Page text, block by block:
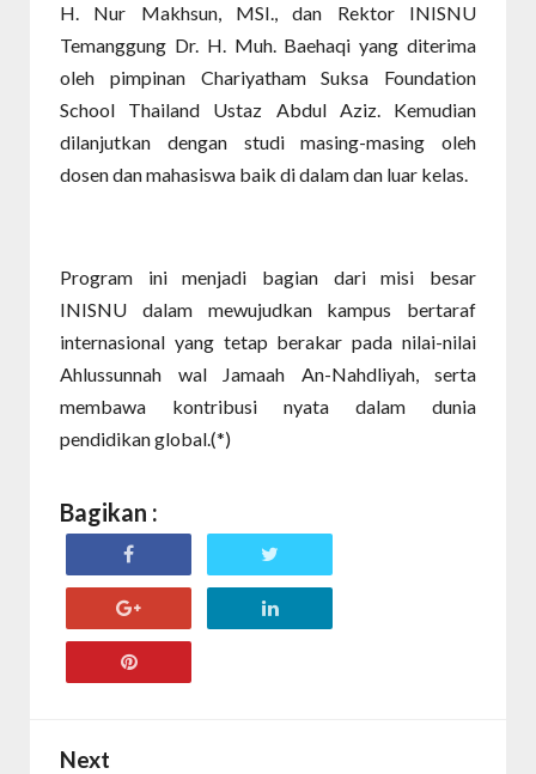
H. Nur Makhsun, MSI., dan Rektor INISNU
Temanggung Dr. H. Muh. Baehaqi yang diterima
oleh pimpinan Chariyatham Suksa Foundation
School Thailand Ustaz Abdul Aziz. Kemudian
dilanjutkan dengan studi masing-masing oleh
dosen dan mahasiswa baik di dalam dan luar kelas.
Program ini menjadi bagian dari misi besar
INISNU dalam mewujudkan kampus bertaraf
internasional yang tetap berakar pada nilai-nilai
Ahlussunnah wal Jamaah An-Nahdliyah, serta
membawa kontribusi nyata dalam dunia
pendidikan global.(*)
Bagikan :
Next